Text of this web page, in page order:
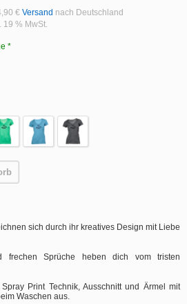
€ Versand nach Deutschland
% MwSt.
*
sich durch ihr kreatives Design mit Liebe
frechen Sprüche heben dich vom tristen
Print Technik, Ausschnitt und Ärmel mit
Waschen aus.